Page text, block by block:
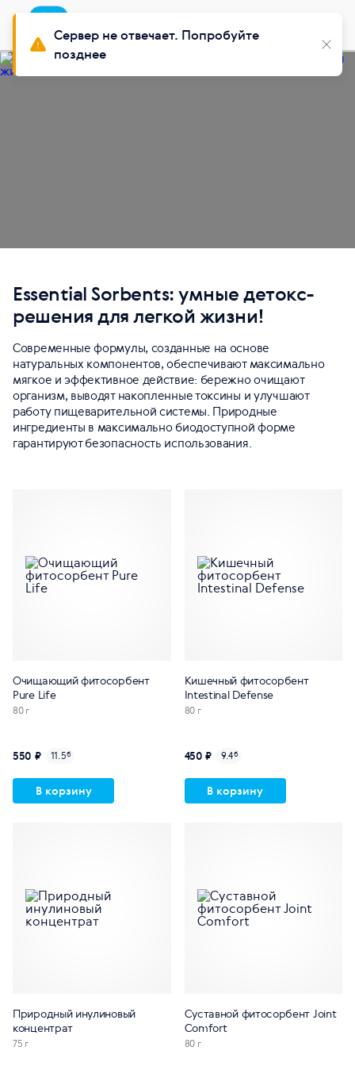
Buy Siberian
Essential Sorbents: умные детокс-
решения для легкой жизни!
Современные формулы, созданные на основе
натуральных компонентов, обеспечивают максимально
мягкое и эффективное действие: бережно очищают
организм, выводят накопленные токсины и улучшают
работу пищеварительной системы. Природные
ингредиенты в максимально биодоступной форме
гарантируют безопасность использования.
Очищающий фитосорбент
Pure Life
80 г
550 ₽ 11.5б
В корзину
Кишечный фитосорбент
Intestinal Defense
80 г
450 ₽ 9.4б
В корзину
Природный инулиновый
концентрат
75 г
Суставной фитосорбент Joint
Comfort
80 г
Сервер не отвечает. Попробуйте
позднее